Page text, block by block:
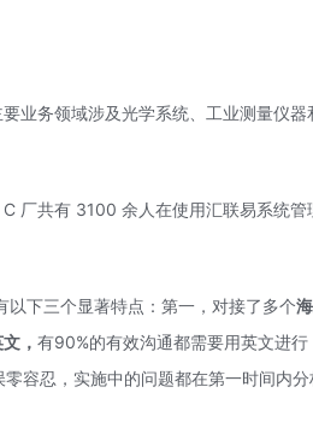
业务领域涉及光学系统、工业测量仪器
厂共有 3100 余人在使用汇联易系统管
下三个显著特点：第一，对接了多个
文，有90%的有效沟通都需要用英文进
容忍，实施中的问题都在第一时间内分